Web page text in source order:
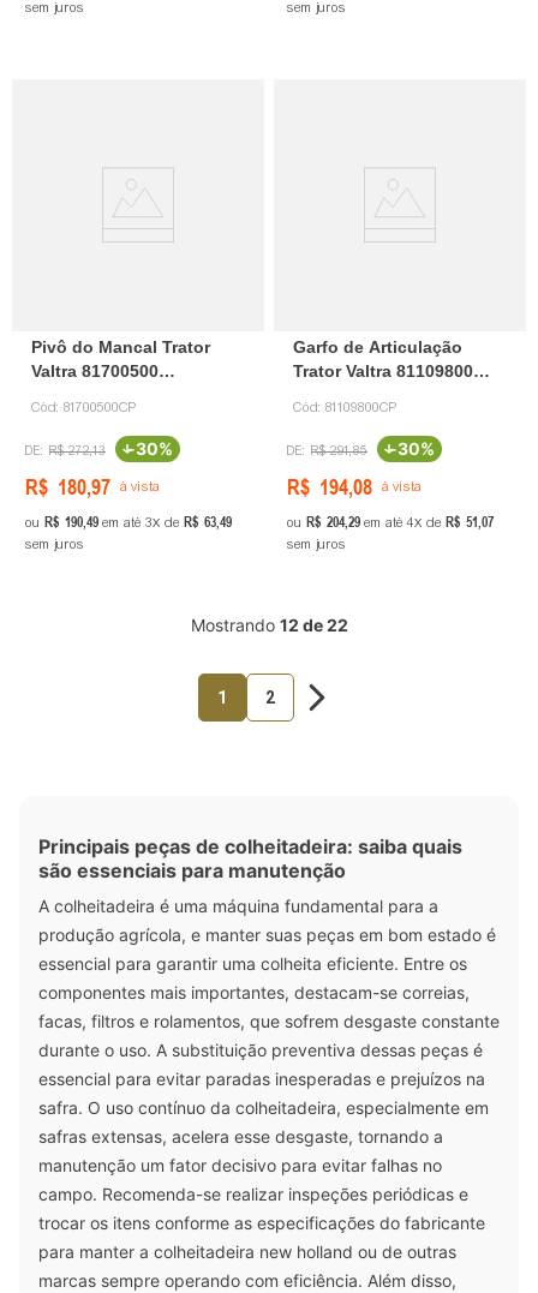
sem juros sem juros
Pivô do Mancal Trator
Valtra 81700500
Cód: 81700500CP
R$ 272,13 -30%
R$ 180,97 à vista
ou R$ 190,49 em até 3 de R$ 63,49
sem juros
Garfo de Articulação
Trator Valtra 81109800
Cód: 81109800CP
R$ 291,85 -30%
R$ 194,08 à vista
ou R$ 204,29 em até4 de R$ 51,07
sem juros
Mostrando 12 de 22
1 2
Principais peças de colheitadeira: saiba quais
são essenciais para manutenção
A colheitadeira é uma máquina fundamental para a
produção agrícola, e manter suas peças em bom estado é
essencial para garantir uma colheita eficiente. Entre os
componentes mais importantes, destacam-se correias,
facas, filtros e rolamentos, que sofrem desgaste constante
durante o uso. A substituição preventiva dessas peças é
essencial para evitar paradas inesperadas e prejuízos na
safra. O uso contínuo da colheitadeira, especialmente em
safras extensas, acelera esse desgaste, tornando a
manutenção um fator decisivo para evitar falhas no
campo. Recomenda-se realizar inspeções periódicas e
trocar os itens conforme as especificações do fabricante
para manter a colheitadeira new holland ou de outras
marcas sempre operando com eficiência. Além disso,